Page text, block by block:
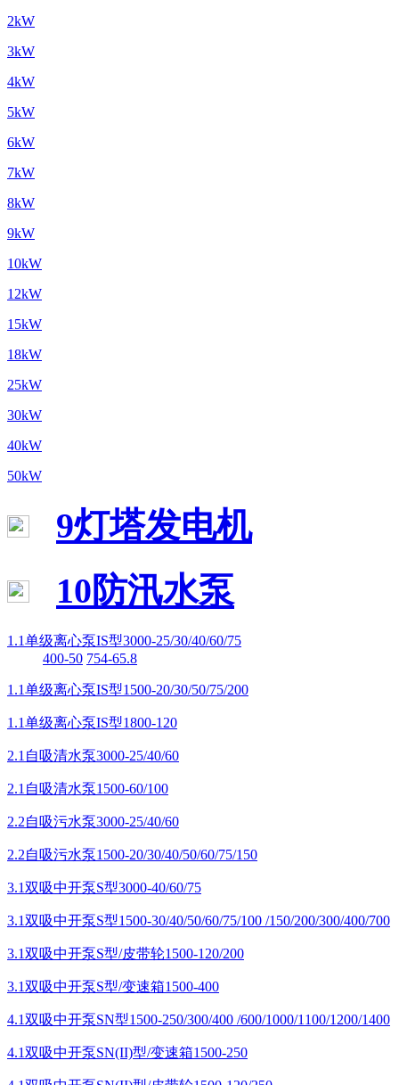
2kW
3kW
4kW
5kW
6kW
7kW
8kW
9kW
10kW
12kW
15kW
18kW
25kW
30kW
40kW
50kW
9灯塔发电机
10防汛水泵
1.1单级离心泵IS型3000-25/30/40/60/75
400-50 754-65.8
1.1单级离心泵IS型1500-20/30/50/75/200
1.1单级离心泵IS型1800-120
2.1自吸清水泵3000-25/40/60
2.1自吸清水泵1500-60/100
2.2自吸污水泵3000-25/40/60
2.2自吸污水泵1500-20/30/40/50/60/75/150
3.1双吸中开泵S型3000-40/60/75
3.1双吸中开泵S型1500-30/40/50/60/75/100 /150/200/300/400/700
3.1双吸中开泵S型/皮带轮1500-120/200
3.1双吸中开泵S型/变速箱1500-400
4.1双吸中开泵SN型1500-250/300/400 /600/1000/1100/1200/1400
4.1双吸中开泵SN(II)型/变速箱1500-250